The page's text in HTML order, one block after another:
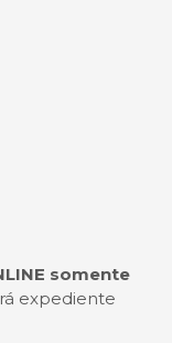
somente
expediente